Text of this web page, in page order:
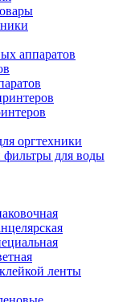
аппаратов
оргтехники
для воды
ленты